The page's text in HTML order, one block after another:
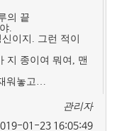
의 끝
.
이지. 그런 적이
지 종이여 뭐여, 맨
워놓고…
관리자
01-23 16:05:49